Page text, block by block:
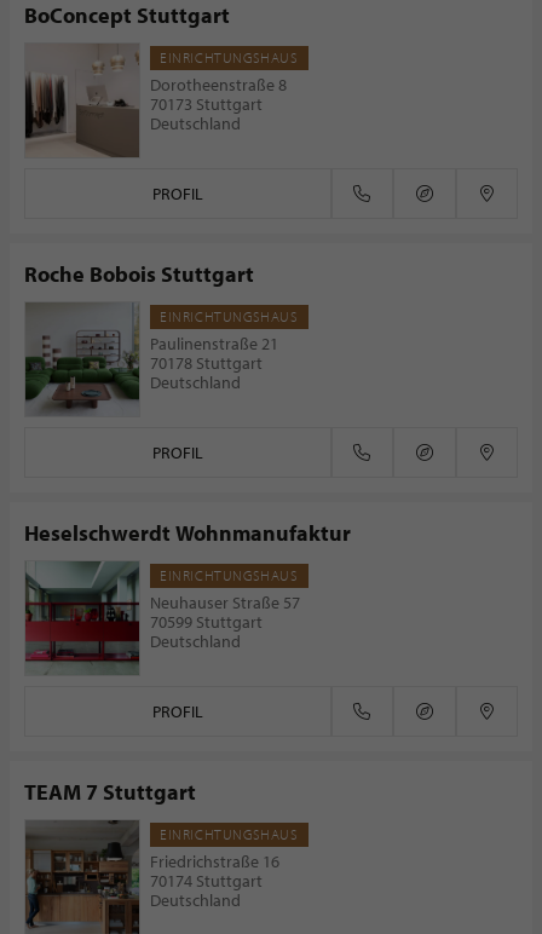
BoConcept Stuttgart
EINRICHTUNGSHAUS
Dorotheenstraße 8
70173 Stuttgart
Deutschland
PROFIL
Roche Bobois Stuttgart
EINRICHTUNGSHAUS
Paulinenstraße 21
70178 Stuttgart
Deutschland
PROFIL
Heselschwerdt Wohnmanufaktur
EINRICHTUNGSHAUS
Neuhauser Straße 57
70599 Stuttgart
Deutschland
PROFIL
TEAM 7 Stuttgart
EINRICHTUNGSHAUS
Friedrichstraße 16
70174 Stuttgart
Deutschland